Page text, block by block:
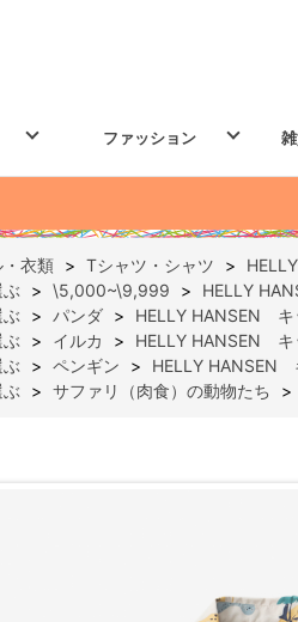
ファッション
衣類 > Tシャツ・シャツ >
> \5,000~\9,999 >
HELLY
> パンダ >
HELLY HANSEN キ
> イルカ >
HELLY HANSEN キ
> ペンギン >
HELLY HANSEN
> サファリ（肉食）の動物たち >